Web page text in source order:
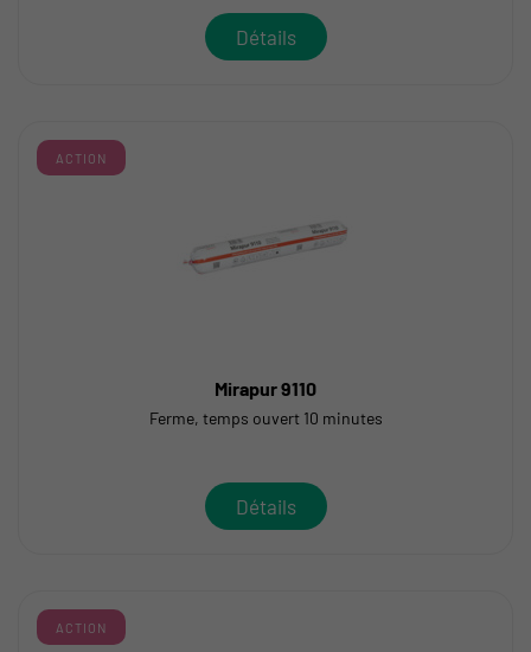
Détails
ACTION
Mirapur 9110
Ferme, temps ouvert 10 minutes
Détails
ACTION